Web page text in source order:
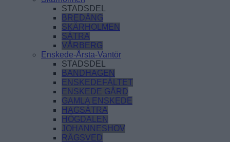
STADSDEL
BREDÄNG
SKÄRHOLMEN
SÄTRA
VÅRBERG
Enskede-Årsta-Vantör
STADSDEL
BANDHAGEN
ENSKEDEFÄLTET
ENSKEDE GÅRD
GAMLA ENSKEDE
HAGSÄTRA
HÖGDALEN
JOHANNESHOV
RÅGSVED